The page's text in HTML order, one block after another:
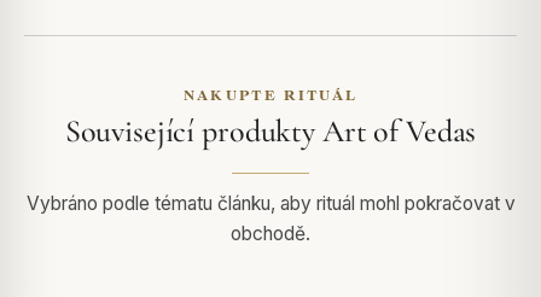
NAKUPTE RITUÁL
Související produkty Art of Vedas
Vybráno podle tématu článku, aby rituál mohl pokračovat v
obchodě.